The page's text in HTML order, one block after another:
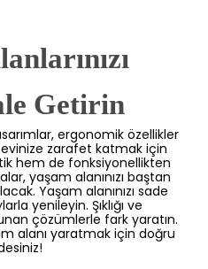
Getirin
ergonomik özellikler
zarafet katmak için
hem de fonksiyonellikten
yaşam alanınızı baştan
Yaşam alanınızı sade
yenileyin. Şıklığı ve
çözümlerle fark yaratın.
alanı yaratmak için doğru